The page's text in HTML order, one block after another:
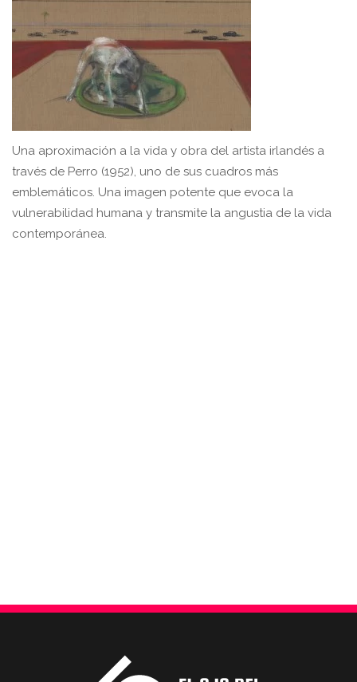
Una aproximación a la vida y obra del artista irlandés a
través de Perro (1952), uno de sus cuadros más
emblemáticos. Una imagen potente que evoca la
vulnerabilidad humana y transmite la angustia de la vida
contemporánea.